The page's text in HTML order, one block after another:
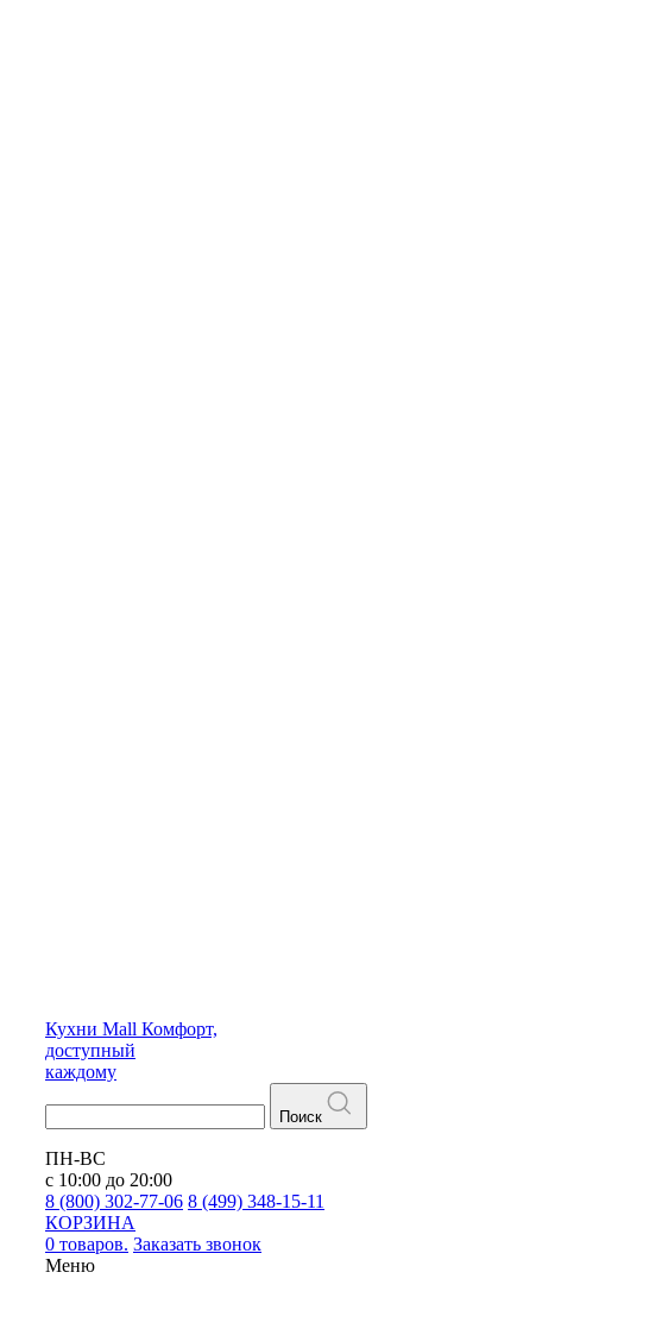
Кухни Mall Комфорт,
доступный
каждому
Поиск
ПН-ВС
с 10:00 до 20:00
8 (800) 302-77-06 8 (499) 348-15-11
КОРЗИНА
0 товаров. Заказать звонок
Меню